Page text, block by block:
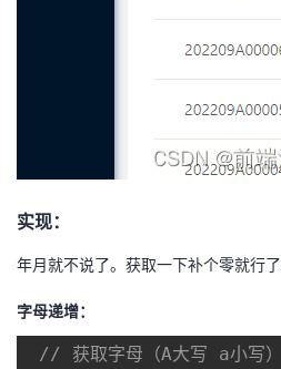
证
实
验
的
收
持
建
议
实现：
年月就不说了。获取一下补个零就行了
字母递增：
// 获取字母（A大写 a小写）